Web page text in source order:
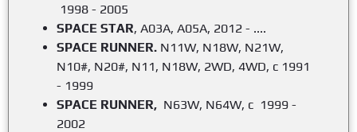
1998 - 2005
SPACE STAR, A03A, A05A, 2012 - ....
SPACE RUNNER. N11W, N18W, N21W,
N10#, N20#, N11, N18W, 2WD, 4WD, с 1991
- 1999
SPACE RUNNER, N63W, N64W, с 1999 -
2002